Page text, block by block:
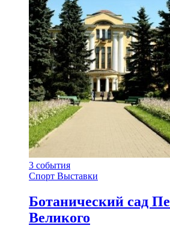
3 события
Спорт Выставки
Ботанический сад
Великого